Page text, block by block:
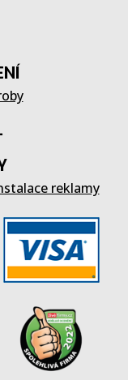
reklamy